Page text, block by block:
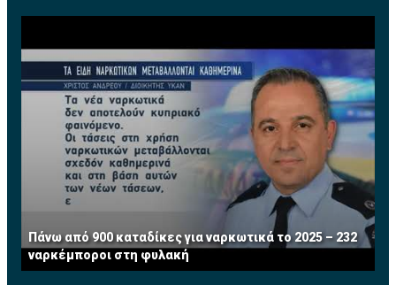
Πάνω από 900 καταδίκες για ναρκωτικά το 2025 – 232
ναρκέμποροι στη φυλακή